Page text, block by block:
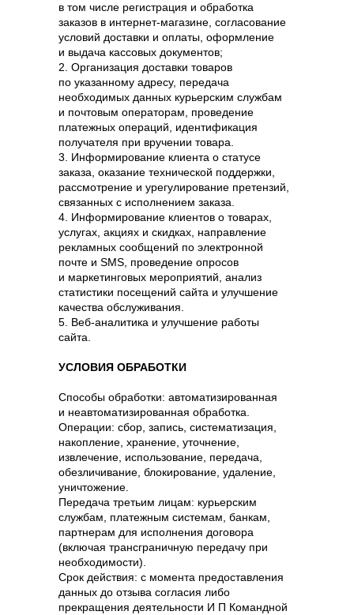
в том числе регистрация и обработка
заказов в интернет-магазине, согласование
условий доставки и оплаты, оформление
и выдача кассовых документов;
2. Организация доставки товаров
по указанному адресу, передача
необходимых данных курьерским службам
и почтовым операторам, проведение
платежных операций, идентификация
получателя при вручении товара.
3. Информирование клиента о статусе
заказа, оказание технической поддержки,
рассмотрение и урегулирование претензий,
связанных с исполнением заказа.
4. Информирование клиентов о товарах,
услугах, акциях и скидках, направление
рекламных сообщений по электронной
почте и SMS, проведение опросов
и маркетинговых мероприятий, анализ
статистики посещений сайта и улучшение
качества обслуживания.
5. Веб-аналитика и улучшение работы
сайта.
УСЛОВИЯ ОБРАБОТКИ
Способы обработки: автоматизированная
и неавтоматизированная обработка.
Операции: сбор, запись, систематизация,
накопление, хранение, уточнение,
извлечение, использование, передача,
обезличивание, блокирование, удаление,
уничтожение.
Передача третьим лицам: курьерским
службам, платежным системам, банкам,
партнерам для исполнения договора
(включая трансграничную передачу при
необходимости).
Срок действия: с момента предоставления
данных до отзыва согласия либо
прекращения деятельности И П Командной